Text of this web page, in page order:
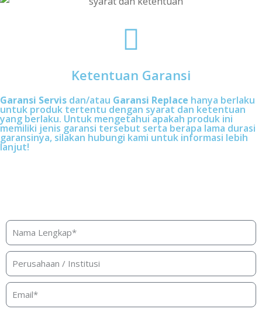
Ketentuan Garansi
Garansi Servis dan/atau Garansi Replace hanya berlaku
untuk produk tertentu dengan syarat dan ketentuan
yang berlaku. Untuk mengetahui apakah produk ini
memiliki jenis garansi tersebut serta berapa lama durasi
garansinya, silakan hubungi kami untuk informasi lebih
lanjut!